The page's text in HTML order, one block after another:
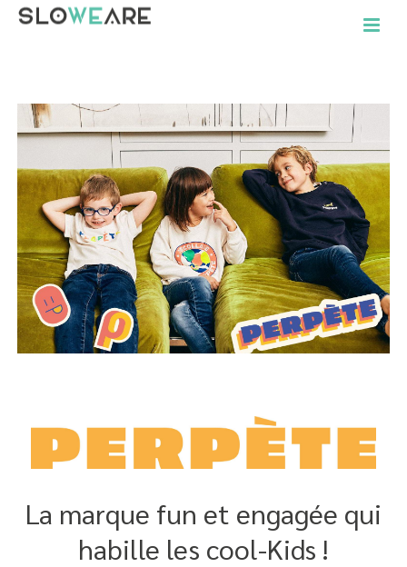
La marque fun et engagée qui
habille les cool-Kids !